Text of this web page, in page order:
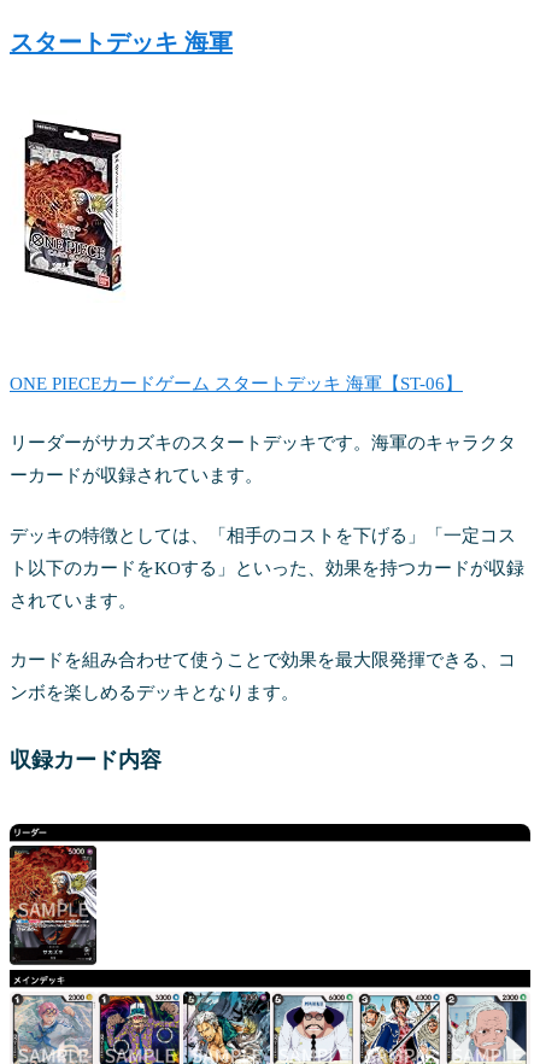
スタートデッキ 海軍
ONE PIECEカードゲーム スタートデッキ 海軍【ST-06】
リーダーがサカズキのスタートデッキです。海軍のキャラクタ
ーカードが収録されています。
デッキの特徴としては、「相手のコストを下げる」「一定コス
ト以下のカードをKOする」といった、効果を持つカードが収録
されています。
カードを組み合わせて使うことで効果を最大限発揮できる、コ
ンボを楽しめるデッキとなります。
収録カード内容